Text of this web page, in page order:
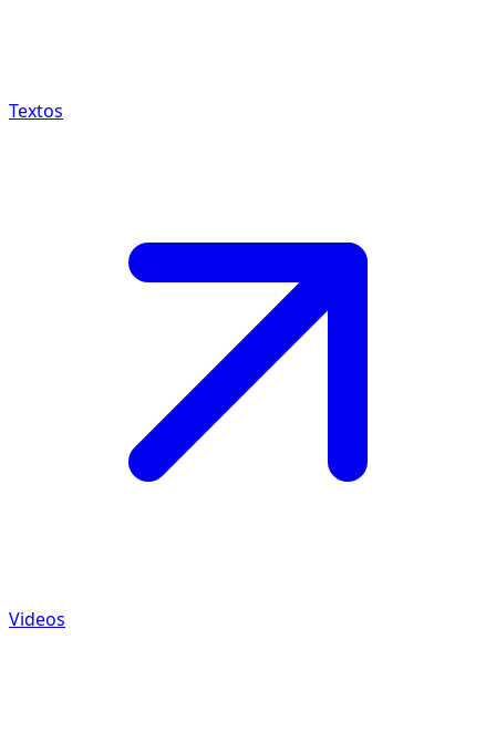
Textos
Videos